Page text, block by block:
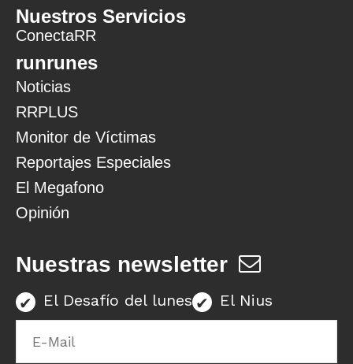
Nuestros Servicios
ConectaRR
runrunes
Noticias
RRPLUS
Monitor de Víctimas
Reportajes Especiales
El Megafono
Opinión
Nuestras newsletter
El Desafío del lunes El Nius